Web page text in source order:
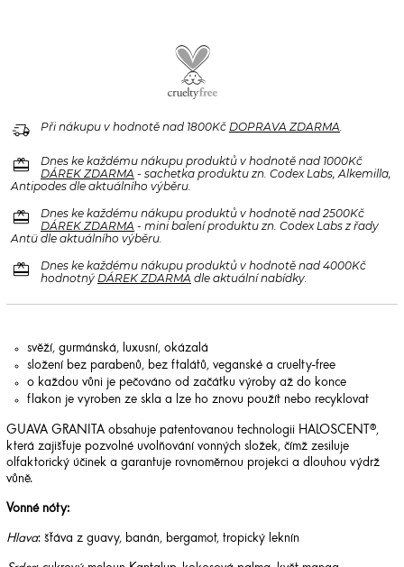
delivery_truck_speed Při nákupu v hodnotě nad 1800Kč DOPRAVA ZDARMA
redeem
Dnes ke každému nákupu produktů v hodnotě nad 1000Kč
DÁREK ZDARMA - sachetka produktu zn. Codex Labs, Alkemilla,
Antipodes dle aktuálního výběru.
redeem
Dnes ke každému nákupu produktů v hodnotě nad 2500Kč
DÁREK ZDARMA - mini balení produktu zn. Codex Labs z řady
Antü dle aktuálního výběru.
redeem
Dnes ke každému nákupu produktů v hodnotě nad 4000Kč
hodnotný DÁREK ZDARMA dle aktuální nabídky.
svěží, gurmánská, luxusní, okázalá
složení bez parabenů, bez ftalátů, veganské a cruelty-free
o každou vůni je pečováno od začátku výroby až do konce
flakon je vyroben ze skla a lze ho znovu použít nebo recyklovat
GUAVA GRANITA obsahuje patentovanou technologii HALOSCENT®,
která zajišťuje pozvolné uvolňování vonných složek, čímž zesiluje
olfaktorický účinek a garantuje rovnoměrnou projekci a dlouhou výdrž
vůně.
Vonné nóty:
Hlava: šťáva z guavy, banán, bergamot, tropický leknín